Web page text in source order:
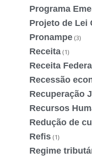
Programa
Projeto de Lei
Pronampe (3)
Receita (1)
Receita
Recessão
Recuperação
Recursos
Redução de
Refis (1)
Regime